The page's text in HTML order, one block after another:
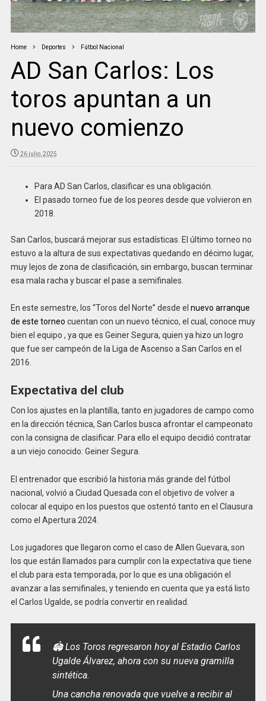
Home Deportes Fútbol Nacional
AD San Carlos: Los
toros apuntan a un
nuevo comienzo
26 julio, 2025
Para AD San Carlos, clasificar es una obligación.
El pasado torneo fue de los peores desde que volvieron en
2018.
San Carlos, buscará mejorar sus estadísticas. El último torneo no
estuvo a la altura de sus expectativas quedando en décimo lugar,
muy lejos de zona de clasificación, sin embargo, buscan terminar
esa mala racha y buscar el pase a semifinales.
En este semestre, los “Toros del Norte” desde el nuevo arranque
de este torneo cuentan con un nuevo técnico, el cual, conoce muy
bien el equipo , ya que es Geiner Segura, quien ya hizo un logro
que fue ser campeón de la Liga de Ascenso a San Carlos en el
2016.
Expectativa del club
Con los ajustes en la plantilla, tanto en jugadores de campo como
en la dirección técnica, San Carlos busca afrontar el campeonato
con la consigna de clasificar. Para ello el equipo decidió contratar
a un viejo conocido: Geiner Segura.
El entrenador que escribió la historia más grande del fútbol
nacional, volvió a Ciudad Quesada con el objetivo de volver a
colocar al equipo en los puestos que ostentó tanto en el Clausura
como el Apertura 2024.
Los jugadores que llegaron como el caso de Allen Guevara, son
los que están llamados para cumplir con la expectativa que tiene
el club para esta temporada, por lo que es una obligación el
avanzar a las semifinales, y teniendo en cuenta que ya está listo
el Carlos Ugalde, se podría convertir en realidad.
🏟️ Los Toros regresaron hoy al Estadio Carlos
Ugalde Álvarez, ahora con su nueva gramilla
sintética.
Una cancha renovada que vuelve a recibir al